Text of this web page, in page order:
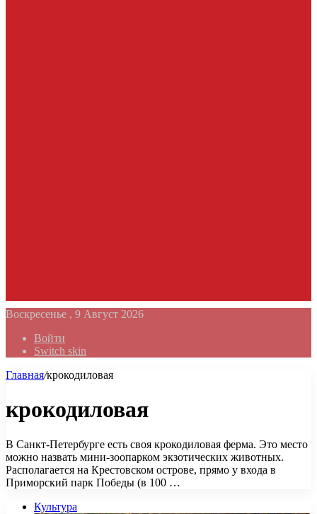
Воскресенье , 9 Август 2026
Войти
Switch skin
Главная/крокодиловая
крокодиловая
В Санкт-Петербурге есть своя крокодиловая ферма. Это место
можно назвать мини-зоопарком экзотических животных.
Располагается на Крестовском острове, прямо у входа в
Приморский парк Победы (в 100 …
Культура